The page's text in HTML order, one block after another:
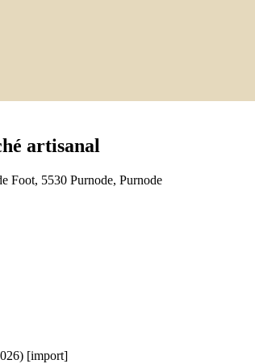
artisanal
Foot, 5530 Purnode, Purnode
[import]